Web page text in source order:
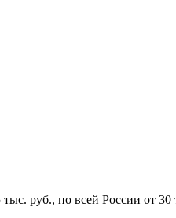
руб., по всей России от 30